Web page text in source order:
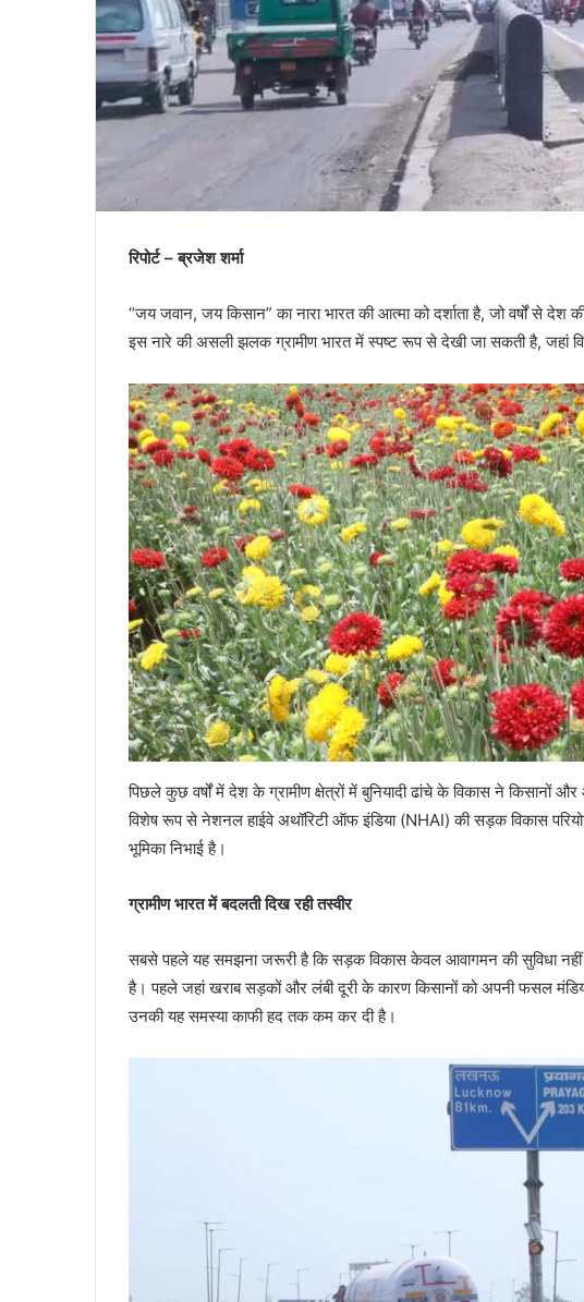
रिपोर्ट – ब्रजेश शर्मा
“जय जवान, जय किसान” का नारा भारत की आत्मा को दर्शाता है, जो वर्षों से देश
इस नारे की असली झलक ग्रामीण भारत में स्पष्ट रूप से देखी जा सकती है, जहां
पिछले कुछ वर्षों में देश के ग्रामीण क्षेत्रों में बुनियादी ढांचे के विकास ने किसानों
विशेष रूप से नेशनल हाईवे अथॉरिटी ऑफ इंडिया (NHAI) की सड़क विकास
भूमिका निभाई है।
ग्रामीण भारत में बदलती दिख रही तस्वीर
सबसे पहले यह समझना जरूरी है कि सड़क विकास केवल आवागमन की सुविधा नहीं
है। पहले जहां खराब सड़कों और लंबी दूरी के कारण किसानों को अपनी फसल
उनकी यह समस्या काफी हद तक कम कर दी है।